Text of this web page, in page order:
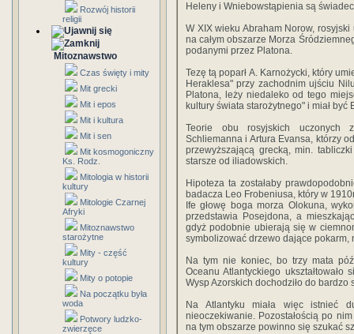
Rozwój historii
religii
Mitoznawstwo
Czas święty i mity
Mit grecki
Mit i epos
Mit i kultura
Mit i sen
Mit kosmogoniczny
Ks. Rodz.
Mitologia w historii
kultury
Mitologie Czarnej
Afryki
Mitoznawstwo
starożytne
Mity - część
kultury
Mity o potopie
Na początku była
woda
Potwory ludzko-
zwierzęce
Heleny i Wniebowstąpienia są
W XIX wieku Abraham Norow,
na całym obszarze Morza
podanymi przez Platona.
Tezę tą poparł A. Karnożycki, który
Heraklesa" przy zachodnim ujściu
Platona, leży niedaleko od tego
kultury świata starożytnego" i miał być
Teorie obu rosyjskich uczonych
Schliemanna i Artura Evansa, którzy
przewyższającą grecką, min.
starsze od iliadowskich.
Hipoteza ta zostałaby
badacza Leo Frobeniusa, który w
Ife głowę boga morza Olokuna,
przedstawia Posejdona, a
gdyż podobnie ubierają się w
symbolizować drzewo dające pokarm,
Na tym nie koniec, bo trzy mata
Oceanu Atlantyckiego
Wysp Azorskich dochodziło do bardzo
Na Atlantyku miała więc istnieć
nieoczekiwanie. Pozostałością po
na tym obszarze powinno się szukać